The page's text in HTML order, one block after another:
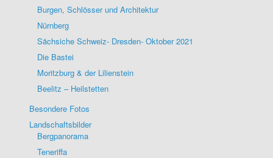
Burgen, Schlösser und Architektur
Nürnberg
Sächsiche Schweiz- Dresden- Oktober 2021
Die Bastei
Moritzburg & der Lilienstein
Beelitz – Heilstetten
Besondere Fotos
Landschaftsbilder
Bergpanorama
Teneriffa